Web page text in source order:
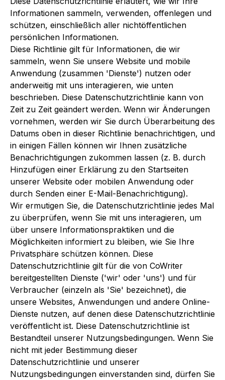
Informationen sammeln, verwenden, offenlegen und
schützen, einschließlich aller nichtöffentlichen
persönlichen Informationen.
Diese Richtlinie gilt für Informationen, die wir
sammeln, wenn Sie unsere Website und mobile
Anwendung (zusammen 'Dienste') nutzen oder
anderweitig mit uns interagieren, wie unten
beschrieben. Diese Datenschutzrichtlinie kann von
Zeit zu Zeit geändert werden. Wenn wir Änderungen
vornehmen, werden wir Sie durch Überarbeitung des
Datums oben in dieser Richtlinie benachrichtigen, und
in einigen Fällen können wir Ihnen zusätzliche
Benachrichtigungen zukommen lassen (z. B. durch
Hinzufügen einer Erklärung zu den Startseiten
unserer Website oder mobilen Anwendung oder
durch Senden einer E-Mail-Benachrichtigung).
Wir ermutigen Sie, die Datenschutzrichtlinie jedes Mal
zu überprüfen, wenn Sie mit uns interagieren, um
über unsere Informationspraktiken und die
Möglichkeiten informiert zu bleiben, wie Sie Ihre
Privatsphäre schützen können. Diese
Datenschutzrichtlinie gilt für die von CoWriter
bereitgestellten Dienste ('wir' oder 'uns') und für
Verbraucher (einzeln als 'Sie' bezeichnet), die
unsere Websites, Anwendungen und andere Online-
Dienste nutzen, auf denen diese Datenschutzrichtlinie
veröffentlicht ist. Diese Datenschutzrichtlinie ist
Bestandteil unserer Nutzungsbedingungen. Wenn Sie
nicht mit jeder Bestimmung dieser
Datenschutzrichtlinie und unserer
Nutzungsbedingungen einverstanden sind, dürfen Sie